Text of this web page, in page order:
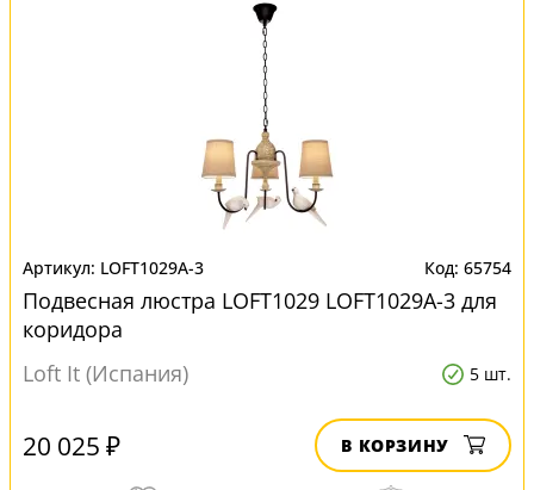
LOFT1029A-3 65754
Подвесная люстра LOFT1029 LOFT1029A-3 для
коридора
Loft It (Испания)
5 шт.
20 025 ₽ В КОРЗИНУ